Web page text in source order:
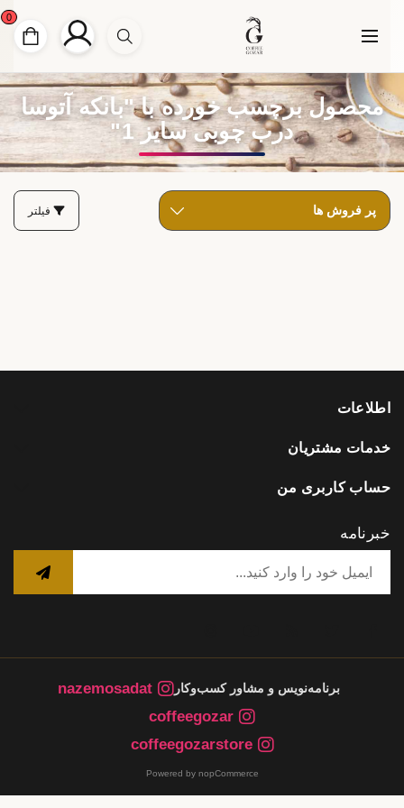
0
محصول برچسب خورده با "بانکه آتوسا
درب چوبی سایز 1"
فیلتر
اطلاعات
خدمات مشتریان
حساب کاربری من
خبرنامه
برنامه‌نویس و مشاور کسب‌وکار
nazemosadat
coffeegozar
coffeegozarstore
Powered by nopCommerce